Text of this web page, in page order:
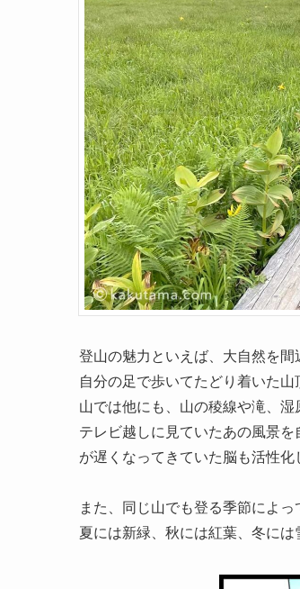
登山の魅力といえば、大自然を
自分の足で歩いてたどり着いた
山では他にも、山の稜線や滝、湿
テレビ越しに見ていたあの風景
が遅くなってきていた脳も活性化
また、同じ山でも登る季節によ
夏には新緑、秋には紅葉、冬に